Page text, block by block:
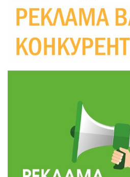
18:39
04 сер
разом створюють
09:52
04 сер
Родина Степаненків: від
прикордоння до
«Все закінчиться,
26-річного Захисника
Паливо по 100 грн та
Україні різко